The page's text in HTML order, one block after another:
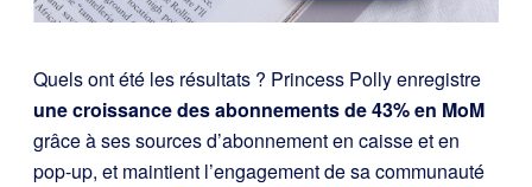
Quels ont été les résultats ? Princess Polly enregistre
une croissance des abonnements de 43% en MoM
grâce à ses sources d’abonnement en caisse et en
pop-up, et maintient l’engagement de sa communauté